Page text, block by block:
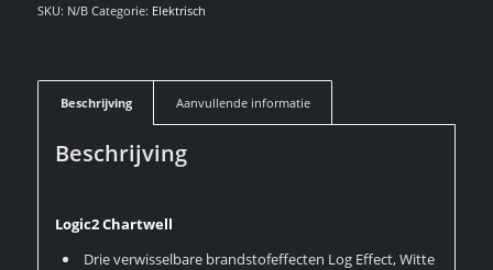
SKU: N/B Categorie: Elektrisch
Beschrijving Aanvullende informatie
Beschrijving
Logic2 Chartwell
Drie verwisselbare brandstofeffecten Log Effect, Witte